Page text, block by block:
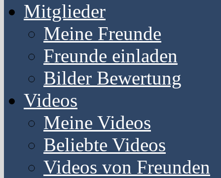
Mitglieder
Meine Freunde
Freunde einladen
Bilder Bewertung
Videos
Meine Videos
Beliebte Videos
Videos von Freunden